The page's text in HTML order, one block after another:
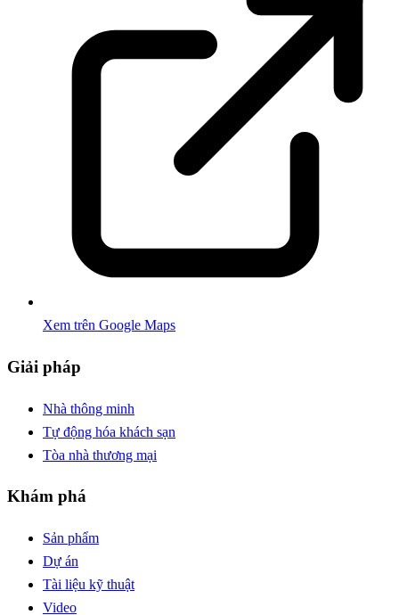
Xem trên Google Maps
Giải pháp
Nhà thông minh
Tự động hóa khách sạn
Tòa nhà thương mại
Khám phá
Sản phẩm
Dự án
Tài liệu kỹ thuật
Video